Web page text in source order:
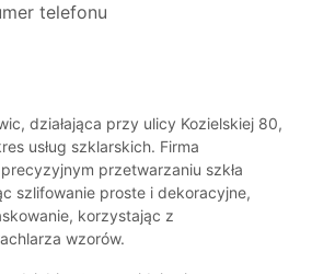
telefonu
działająca przy ulicy Kozielskiej 80,
usług szklarskich. Firma
przetwarzaniu szkła
szlifowanie proste i dekoracyjne,
korzystając z
wzorów.